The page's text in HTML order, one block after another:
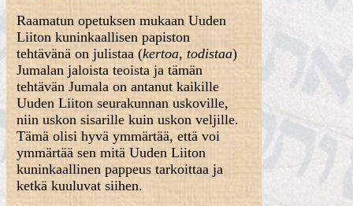
Raamatun opetuksen mukaan Uuden
Liiton kuninkaallisen papiston
tehtävänä on julistaa (kertoa, todistaa)
Jumalan jaloista teoista ja tämän
tehtävän Jumala on antanut kaikille
Uuden Liiton seurakunnan uskoville,
niin uskon sisarille kuin uskon veljille.
Tämä olisi hyvä ymmärtää, että voi
ymmärtää sen mitä Uuden Liiton
kuninkaallinen pappeus tarkoittaa ja
ketkä kuuluvat siihen.